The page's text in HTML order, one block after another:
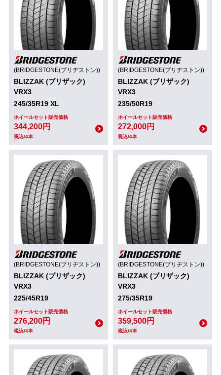
(BRIDGESTONE(ブリヂストン))
BLIZZAK (ブリザック)
VRX3
245/35R19 XL
ホイールセット販売価格
344,200円
税込/4本
(BRIDGESTONE(ブリヂストン))
BLIZZAK (ブリザック)
VRX3
235/50R19
ホイールセット販売価格
272,000円
税込/4本
(BRIDGESTONE(ブリヂストン))
BLIZZAK (ブリザック)
VRX3
225/45R19
ホイールセット販売価格
276,200円
税込/4本
(BRIDGESTONE(ブリヂストン))
BLIZZAK (ブリザック)
VRX3
275/35R19
ホイールセット販売価格
359,500円
税込/4本